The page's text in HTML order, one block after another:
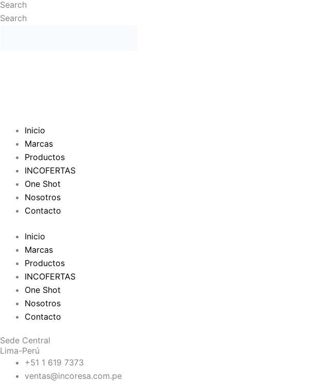
Search
Search
Inicio
Marcas
Productos
INCOFERTAS
One Shot
Nosotros
Contacto
Inicio
Marcas
Productos
INCOFERTAS
One Shot
Nosotros
Contacto
Sede Central
Lima-Perú
+51 1 619 7373
ventas@incoresa.com.pe